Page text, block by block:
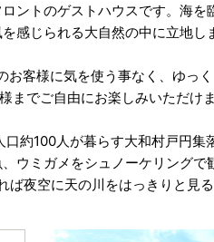
ントのゲストハウスです。海を
感じられる大自然の中に立地し
お客様に気を使う事なく、ゆっ
までご自由にお楽しみいただけま
約100人が暮らす大和村戸円集
ウミガメをシュノーケリングで
夜空に天の川をはっきりと見る